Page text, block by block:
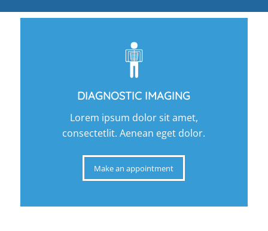
DIAGNOSTIC IMAGING
Lorem ipsum dolor sit amet,
consectetlit. Aenean eget dolor.
Make an appointment